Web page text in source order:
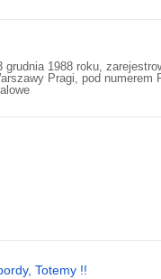
1988 roku,
Pragi, pod numerem
Totemy !!